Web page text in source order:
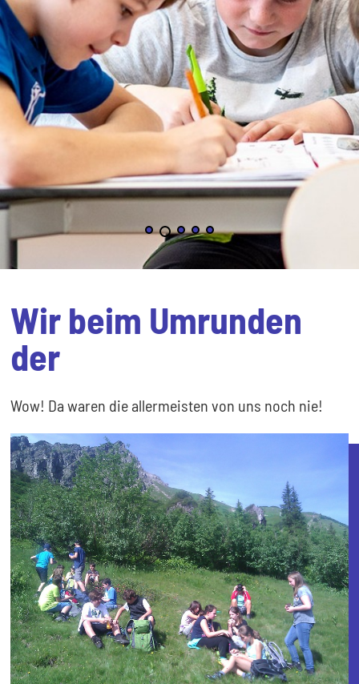
Wir beim Umrunden
der
Wow! Da waren die allermeisten von uns noch nie!